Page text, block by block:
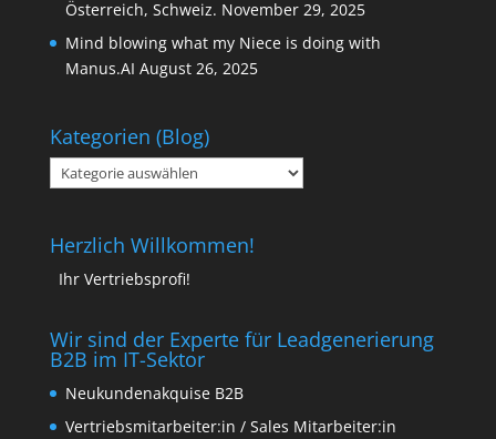
Österreich, Schweiz. November 29, 2025
Mind blowing what my Niece is doing with
Manus.AI August 26, 2025
Kategorien (Blog)
Kategorien
(Blog)
Herzlich Willkommen!
Ihr Vertriebsprofi!
Wir sind der Experte für Leadgenerierung
B2B im IT-Sektor
Neukundenakquise B2B
Vertriebsmitarbeiter:in / Sales Mitarbeiter:in